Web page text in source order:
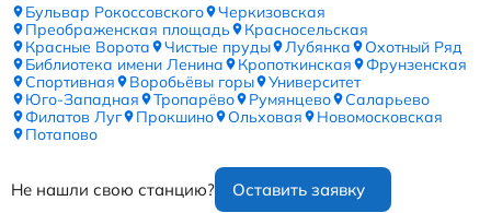
Бульвар Рокоссовского
Черкизовская
Преображенская площадь
Красносельская
Красные Ворота
Чистые пруды Лубянка
Охотный Ряд
Библиотека имени Ленина
Кропоткинская
Фрунзенская
Спортивная
Воробьёвы горы
Университет
Юго-Западная
Тропарёво Румянцево
Саларьево
Филатов Луг
Прокшино Ольховая
Новомосковская
Потапово
Не нашли свою станцию? Оставить заявку